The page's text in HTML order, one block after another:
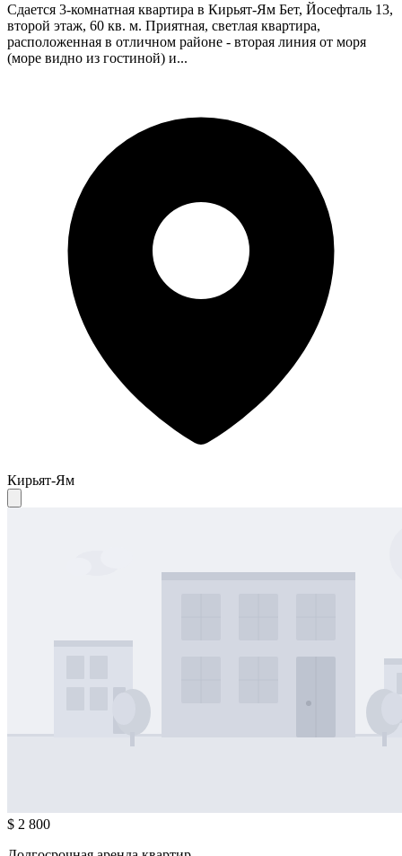
Сдается 3-комнатная квартира в Кирьят-Ям Бет, Йосефталь 13,
второй этаж, 60 кв. м. Приятная, светлая квартира,
расположенная в отличном районе - вторая линия от моря
(море видно из гостиной) и...
Кирьят-Ям
$ 2 800